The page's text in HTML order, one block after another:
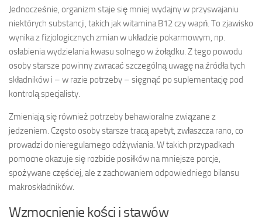
Jednocześnie, organizm staje się mniej wydajny w przyswajaniu
niektórych substancji, takich jak witamina B12 czy wapń. To zjawisko
wynika z fizjologicznych zmian w układzie pokarmowym, np.
osłabienia wydzielania kwasu solnego w żołądku. Z tego powodu
osoby starsze powinny zwracać szczególną uwagę na źródła tych
składników i – w razie potrzeby – sięgnąć po suplementację pod
kontrolą specjalisty.
Zmieniają się również potrzeby behawioralne związane z
jedzeniem. Często osoby starsze tracą apetyt, zwłaszcza rano, co
prowadzi do nieregularnego odżywiania. W takich przypadkach
pomocne okazuje się rozbicie posiłków na mniejsze porcje,
spożywane częściej, ale z zachowaniem odpowiedniego bilansu
makroskładników.
Wzmocnienie kości i stawów